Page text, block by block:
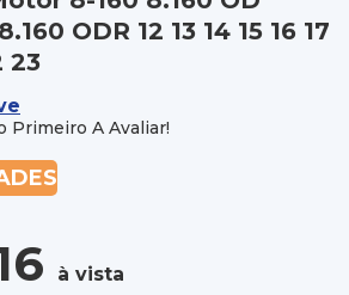
ODR 12 13 14 15 16 17
23
Primeiro A Avaliar!
à vista